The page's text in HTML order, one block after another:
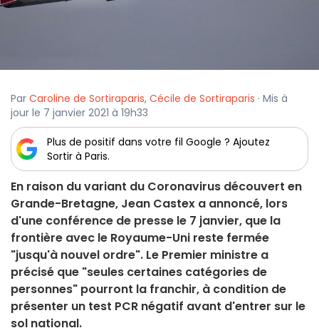
Par Caroline de Sortiraparis, Cécile de Sortiraparis · Mis à
jour le 7 janvier 2021 à 19h33
Plus de positif dans votre fil Google ? Ajoutez
Sortir à Paris.
En raison du variant du Coronavirus découvert en
Grande-Bretagne, Jean Castex a annoncé, lors
d'une conférence de presse le 7 janvier, que la
frontière avec le Royaume-Uni reste fermée
"jusqu'à nouvel ordre". Le Premier ministre a
précisé que "seules certaines catégories de
personnes" pourront la franchir, à condition de
présenter un test PCR négatif avant d'entrer sur le
sol national.